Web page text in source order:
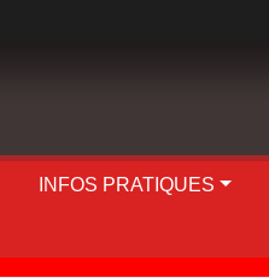
INFOS PRATIQUES